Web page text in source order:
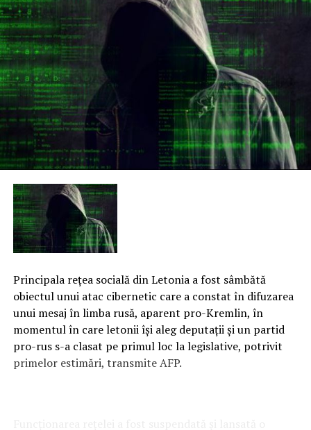
Principala reţea socială din Letonia a fost sâmbătă
obiectul unui atac cibernetic care a constat în difuzarea
unui mesaj în limba rusă, aparent pro-Kremlin, în
momentul în care letonii îşi aleg deputaţii şi un partid
pro-rus s-a clasat pe primul loc la legislative, potrivit
primelor estimări, transmite AFP.